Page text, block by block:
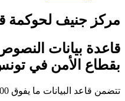
مركز جنيف لحوكمة
قاعدة بيانات النصوص
بقطاع الأمن في
تتضمن قاعد البيانات ما يفوق 3000 نص قانوني.